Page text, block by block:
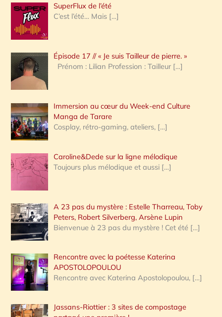
e
r
c
h
e
:
SuperFlux de l’été
C’est l’été… Mais […]
Épisode 17 // « Je suis Tailleur de pierre. »
Prénom : Lilian Profession : Tailleur […]
Immersion au cœur du Week-end Culture
Manga de Tarare
Cosplay, rétro-gaming, ateliers, […]
Caroline&Dede sur la ligne mélodique
Toujours plus mélodique et aussi […]
A 23 pas du mystère : Estelle Tharreau, Toby
Peters, Robert Silverberg, Arsène Lupin
Bienvenue à 23 pas du mystère ! Cet été […]
Rencontre avec la poétesse Katerina
APOSTOLOPOULOU
Rencontre avec Katerina Apostolopoulou, […]
Jassans-Riottier : 3 sites de compostage